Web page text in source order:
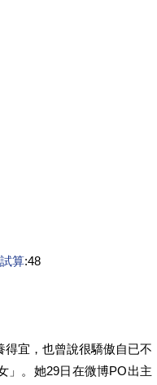
算:48
宜，也曾說很驕傲自已不
」。她29日在微博PO出主